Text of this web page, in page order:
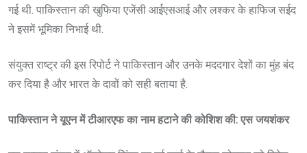
गई थी. पाकिस्तान की खुफिया एजेंसी आईएसआई और लश्कर के हाफिज सईद
ने इसमें भूमिका निभाई थी.
संयुक्त राष्ट्र की इस रिपोर्ट ने पाकिस्तान और उनके मददगार देशों का मुंह बंद
कर दिया है और भारत के दावों को सही बताया है.
पाकिस्तान ने यूएन में टीआरएफ का नाम हटाने की कोशिश की: एस जयशंकर